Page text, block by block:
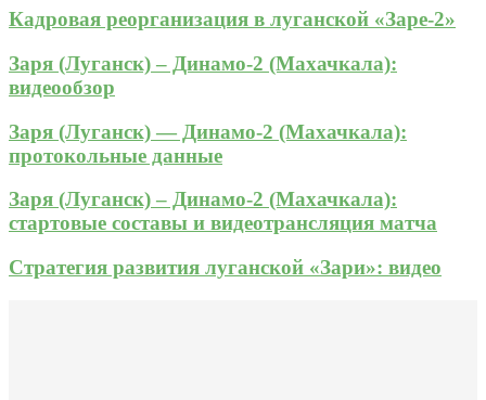
Кадровая реорганизация в луганской «Заре-2»
Заря (Луганск) – Динамо-2 (Махачкала):
видеообзор
Заря (Луганск) — Динамо-2 (Махачкала):
протокольные данные
Заря (Луганск) – Динамо-2 (Махачкала):
стартовые составы и видеотрансляция матча
Стратегия развития луганской «Зари»: видео